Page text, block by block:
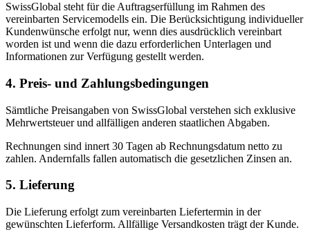
SwissGlobal steht für die Auftragserfüllung im Rahmen des
vereinbarten Servicemodells ein. Die Berücksichtigung individueller
Kundenwünsche erfolgt nur, wenn dies ausdrücklich vereinbart
worden ist und wenn die dazu erforderlichen Unterlagen und
Informationen zur Verfügung gestellt werden.
4. Preis- und Zahlungsbedingungen
Sämtliche Preisangaben von SwissGlobal verstehen sich exklusive
Mehrwertsteuer und allfälligen anderen staatlichen Abgaben.
Rechnungen sind innert 30 Tagen ab Rechnungsdatum netto zu
zahlen. Andernfalls fallen automatisch die gesetzlichen Zinsen an.
5. Lieferung
Die Lieferung erfolgt zum vereinbarten Liefertermin in der
gewünschten Lieferform. Allfällige Versandkosten trägt der Kunde.